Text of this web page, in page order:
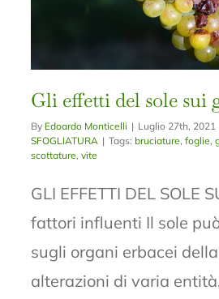
Gli effetti del sole sui
By Edoardo Monticelli | Luglio 27th, 2021
SFOGLIATURA | Tags: bruciature,foglie,
scottature,vite
GLI EFFETTI DEL SOLE
fattori influenti Il sole
sugli organi erbacei
alterazioni di varia